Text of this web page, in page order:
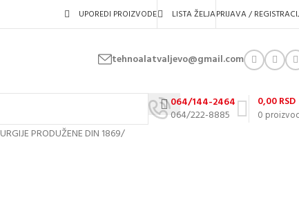
UPOREDI PROIZVODE LISTA ŽELJAPRIJAVA /
tehnoalatvaljevo@gmail.com
064/144-2464
064/222-8885
0
0,00RSD
PRODUŽENE DIN 1869/